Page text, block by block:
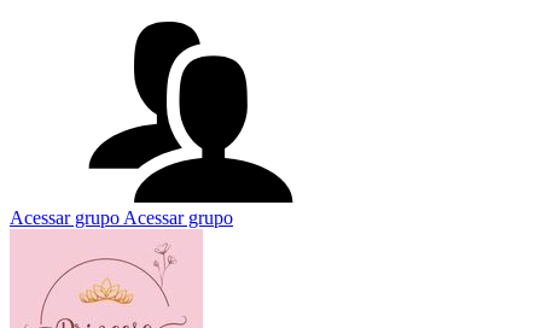
Acessar grupo Acessar grupo